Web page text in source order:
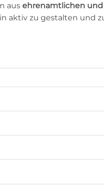
aus ehrenamtlichen
aktiv zu gestalten und